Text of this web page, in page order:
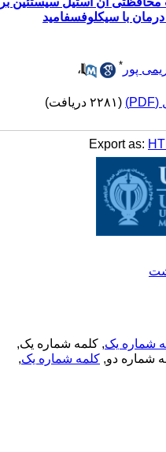
با سیکلوفسفامید
پور
،
(۲۲۸۱ دریافت)
Export as:
شماره یک, کلمه شماره یک,
شماره دو,کلمه شماره یک,